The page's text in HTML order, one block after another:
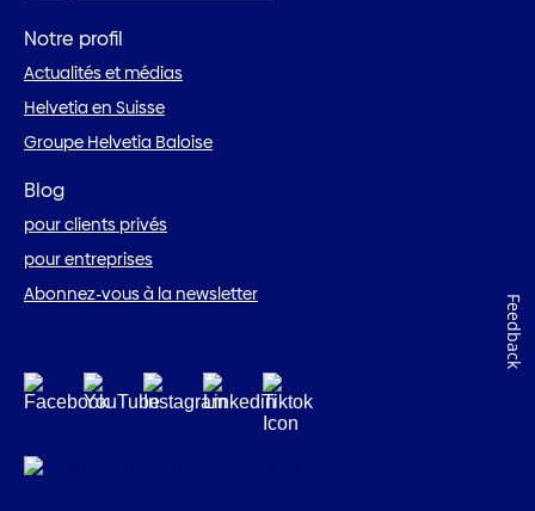
Notre profil
Actualités et médias
Helvetia en Suisse
Groupe Helvetia Baloise
Blog
pour clients privés
pour entreprises
Abonnez-vous à la newsletter
Feedback